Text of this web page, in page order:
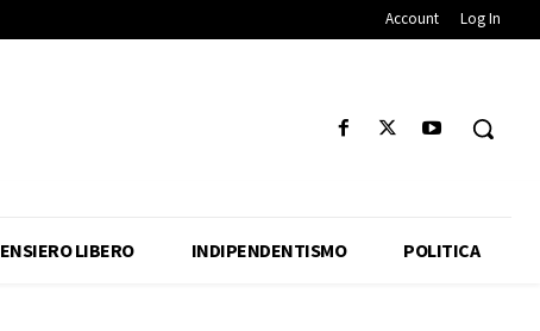
Account Log In
LIBERO INDIPENDENTISMO POLITICA